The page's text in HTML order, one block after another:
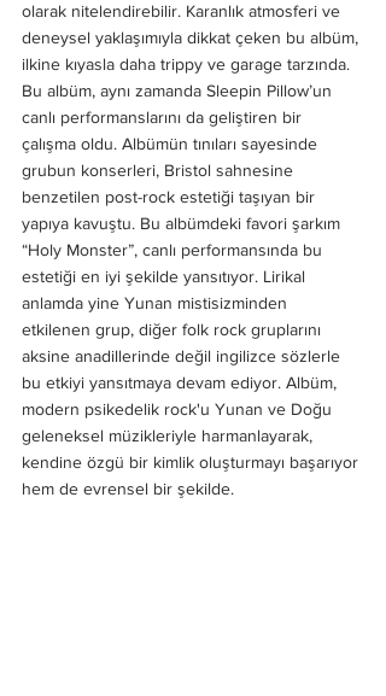
olarak nitelendirebilir. Karanlık atmosferi ve
deneysel yaklaşımıyla dikkat çeken bu albüm,
ilkine kıyasla daha trippy ve garage tarzında.
Bu albüm, aynı zamanda Sleepin Pillow’un
canlı performanslarını da geliştiren bir
çalışma oldu. Albümün tınıları sayesinde
grubun konserleri, Bristol sahnesine
benzetilen post-rock estetiği taşıyan bir
yapıya kavuştu. Bu albümdeki favori şarkım
“Holy Monster”, canlı performansında bu
estetiği en iyi şekilde yansıtıyor. Lirikal
anlamda yine Yunan mistisizminden
etkilenen grup, diğer folk rock gruplarını
aksine anadillerinde değil ingilizce sözlerle
bu etkiyi yansıtmaya devam ediyor. Albüm,
modern psikedelik rock'u Yunan ve Doğu
geleneksel müzikleriyle harmanlayarak,
kendine özgü bir kimlik oluşturmayı başarıyor
hem de evrensel bir şekilde.